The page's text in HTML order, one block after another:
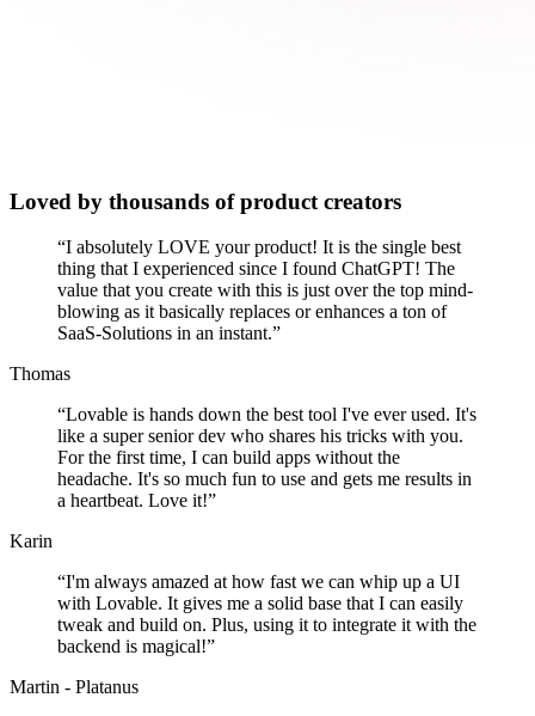
Loved by thousands of product creators
“I absolutely LOVE your product! It is the single best
thing that I experienced since I found ChatGPT! The
value that you create with this is just over the top mind-
blowing as it basically replaces or enhances a ton of
SaaS-Solutions in an instant.”
Thomas
“Lovable is hands down the best tool I've ever used. It's
like a super senior dev who shares his tricks with you.
For the first time, I can build apps without the
headache. It's so much fun to use and gets me results in
a heartbeat. Love it!”
Karin
“I'm always amazed at how fast we can whip up a UI
with Lovable. It gives me a solid base that I can easily
tweak and build on. Plus, using it to integrate it with the
backend is magical!”
Martin - Platanus